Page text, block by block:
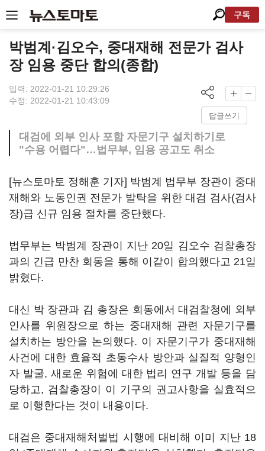
구독
박범계·김오수, 중대재해 전문가 검사
장 임용 중단 합의(종합)
입력: 2022-01-21 10:29:26
수정: 2022-01-21 10:43:09
답글쓰기
대검에 외부 인사 포함 자문기구 설치하기로
"수용 어렵다"…법무부, 임용 공고도 취소
[뉴스토마토 정해훈 기자] 박범계 법무부 장관이 중대
재해와 노동인권 전문가 발탁을 위한 대검 검사(검사
장)급 신규 임용 절차를 중단했다.
법무부는 박범계 장관이 지난 20일 김오수 검찰총장
과의 긴급 만찬 회동을 통해 이같이 합의했다고 21일
밝혔다.
대신 박 장관과 김 총장은 회동에서 대검찰청에 외부
인사를 위원장으로 하는 중대재해 관련 자문기구를
설치하는 방안을 논의했다. 이 자문기구가 중대재해
사건에 대한 효율적 초동수사 방안과 실질적 양형인
자 발굴, 새로운 위험에 대한 법리 연구 개발 등을 담
당하고, 검찰총장이 이 기구의 권고사항을 실효적으
로 이행한다는 것이 내용이다.
대검은 중대재해처벌법 시행에 대비해 이미 지난 18